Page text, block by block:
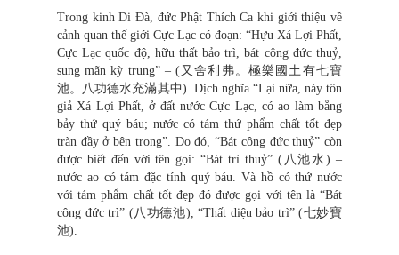
Trong kinh Di Đà, đức Phật Thích Ca khi giới thiệu về
cảnh quan thế giới Cực Lạc có đoạn: “Hựu Xá Lợi Phất,
Cực Lạc quốc độ, hữu thất bảo trì, bát công đức thuỷ,
sung mãn kỳ trung” – (又舍利弗。極樂國土有七寶
池。八功德水充滿其中). Dịch nghĩa “Lại nữa, này tôn
giả Xá Lợi Phất, ở đất nước Cực Lạc, có ao làm bằng
bảy thứ quý báu; nước có tám thứ phẩm chất tốt đẹp
tràn đầy ở bên trong”. Do đó, “Bát công đức thuỷ” còn
được biết đến với tên gọi: “Bát trì thuỷ” (八池水) –
nước ao có tám đặc tính quý báu. Và hồ có thứ nước
với tám phẩm chất tốt đẹp đó được gọi với tên là “Bát
công đức trì” (八功德池), “Thất diệu bảo trì” (七妙寶
池).